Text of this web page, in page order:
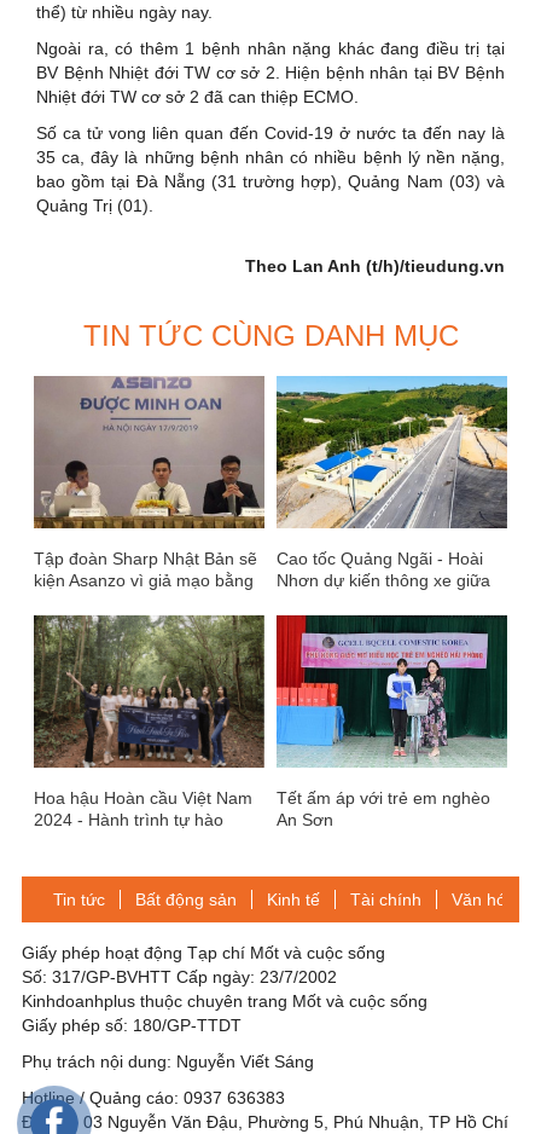
thể) từ nhiều ngày nay.
Ngoài ra, có thêm 1 bệnh nhân nặng khác đang điều trị tại
BV Bệnh Nhiệt đới TW cơ sở 2. Hiện bệnh nhân tại BV Bệnh
Nhiệt đới TW cơ sở 2 đã can thiệp ECMO.
Số ca tử vong liên quan đến Covid-19 ở nước ta đến nay là
35 ca, đây là những bệnh nhân có nhiều bệnh lý nền nặng,
bao gồm tại Đà Nẵng (31 trường hợp), Quảng Nam (03) và
Quảng Trị (01).
Theo Lan Anh (t/h)/tieudung.vn
TIN TỨC CÙNG DANH MỤC
Tập đoàn Sharp Nhật Bản sẽ
kiện Asanzo vì giả mạo bằng
Cao tốc Quảng Ngãi - Hoài
Nhơn dự kiến thông xe giữa
Hoa hậu Hoàn cầu Việt Nam
2024 - Hành trình tự hào
Tết ấm áp với trẻ em nghèo
An Sơn
Tin tức Bất động sản Kinh tế Tài chính Văn hóa-
Giấy phép hoạt động Tạp chí Mốt và cuộc sống
Số: 317/GP-BVHTT Cấp ngày: 23/7/2002
Kinhdoanhplus thuộc chuyên trang Mốt và cuộc sống
Giấy phép số: 180/GP-TTDT
Phụ trách nội dung: Nguyễn Viết Sáng
Hotline / Quảng cáo: 0937 636383
Địa chỉ: 03 Nguyễn Văn Đậu, Phường 5, Phú Nhuận, TP Hồ Chí